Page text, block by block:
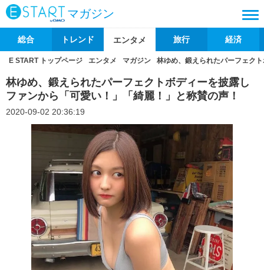
マガジン
総合 トレンド エンタメ 旅行 経済
E START トップページ エンタメ マガジン 林ゆめ、鍛えられたパーフェク
林ゆめ、鍛えられたパーフェクトボディーを披露し
ファンから「可愛い！」「綺麗！」と称賛の声！
2020-09-02 20:36:19